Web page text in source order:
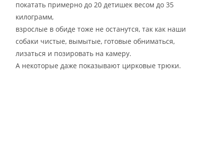
покатать примерно до 20 детишек весом до 35
килограмм,
взрослые в обиде тоже не останутся, так как наши
собаки чистые, вымытые, готовые обниматься,
лизаться и позировать на камеру.
А некоторые даже показывают цирковые трюки.